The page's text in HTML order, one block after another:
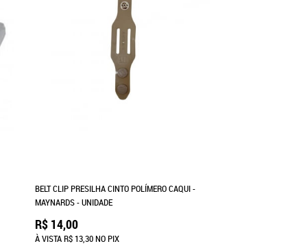
BELT CLIP PRESILHA CINTO POLÍMERO CAQUI -
MAYNARDS - UNIDADE
R$ 14,00
À VISTAR$ 13,30NO PIX